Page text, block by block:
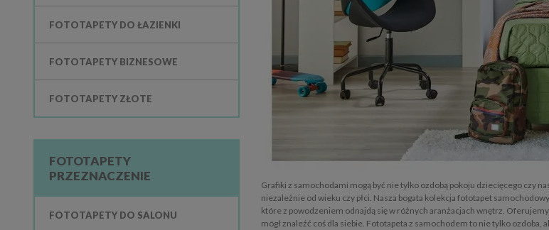
Grafiki z samochodami mogą być nie tylko ozdobą pokoju dziecięcego czy
niezależnie od wieku czy płci. Nasza bogata kolekcja fototapet
które z powodzeniem odnajdą się w różnych aranżacjach wnętrz.
mógł znaleźć coś dla siebie. Fototapeta z samochodem to nie tylko
FOTOTAPETY DO ŁAZIENKI
FOTOTAPETY BIZNESOWE
FOTOTAPETY ZŁOTE
FOTOTAPETY
PRZEZNACZENIE
FOTOTAPETY DO SALONU